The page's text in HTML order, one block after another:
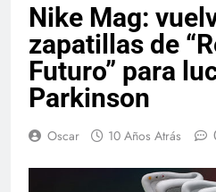
Nike Mag:
zapatillas de
Futuro” para
Parkinson
Oscar 10 Años Atrás